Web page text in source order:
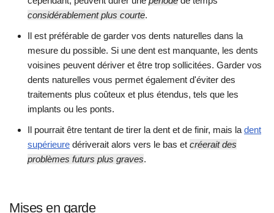
considérablement plus courte.
Il est préférable de garder vos dents naturelles dans la
mesure du possible. Si une dent est manquante, les dents
voisines peuvent dériver et être trop sollicitées. Garder vos
dents naturelles vous permet également d'éviter des
traitements plus coûteux et plus étendus, tels que les
implants ou les ponts.
Il pourrait être tentant de tirer la dent et de finir, mais la dent
supérieure dériverait alors vers le bas et créerait des
problèmes futurs plus graves.
Mises en garde